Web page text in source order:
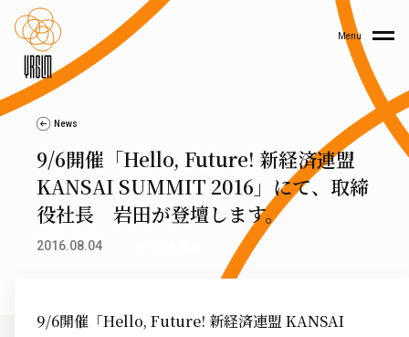
Menu
News
9/6開催「Hello, Future! 新経済連盟
KANSAI SUMMIT 2016」にて、取締
役社長 岩田が登壇します。
2016.08.04
9/6開催「Hello, Future! 新経済連盟 KANSAI